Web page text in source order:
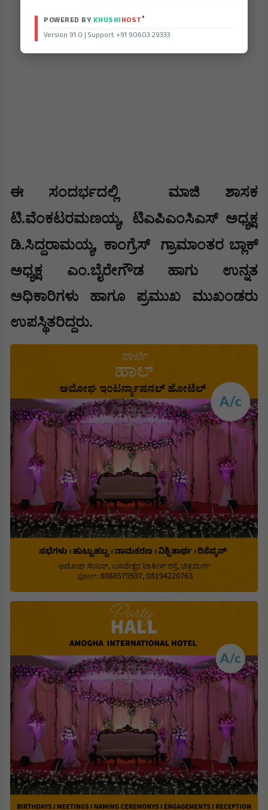
ಈ ಸಂದರ್ಭದಲ್ಲಿ
ಮಾಜಿ ಶಾಸಕ
ಟಿ.ವೆಂಕಟರಮಣಯ್ಯ, ಟಿಎಪಿಎಂಸಿಎಸ್ ಅಧ್ಯಕ್ಷ
ಡಿ.ಸಿದ್ದರಾಮಯ್ಯ, ಕಾಂಗ್ರೆಸ್ ‌ ಗ್ರಾಮಾಂತರ ಬ್ಲಾಕ್‌
ಅಧ್ಯಕ್ಷ ಎಂ.ಬೈರೇಗೌಡ ಹಾಗು ಉನ್ನತ
ಅಧಿಕಾರಿಗಳು ಹಾಗೂ ಪ್ರಮುಖ ಮುಖಂಡರು
ಉಪಸ್ಥಿತರಿದ್ದರು.
POWERED BY KHUSHIHOST®
Version 91.0 | Support +91 90603 29333